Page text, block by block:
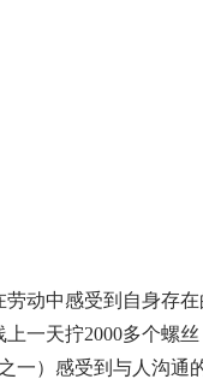
动中感受到自身存
一天拧2000多个螺丝
一）感受到与人沟通